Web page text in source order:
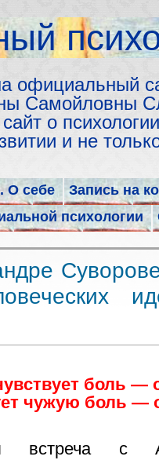
официальный
Самойловны
о
и не
О себе
Запись на
психологии
боль —
чужую боль —
встреча с